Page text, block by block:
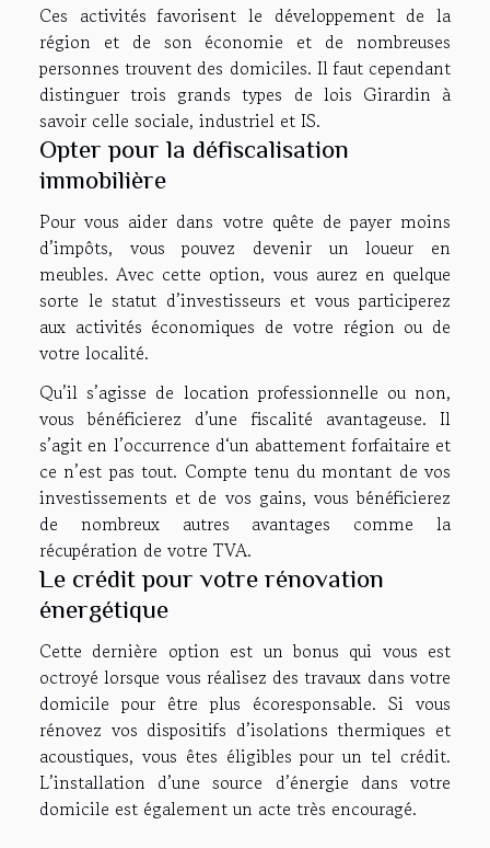
Ces activités favorisent le développement de la
région et de son économie et de nombreuses
personnes trouvent des domiciles. Il faut cependant
distinguer trois grands types de lois Girardin à
savoir celle sociale, industriel et IS.
Opter pour la défiscalisation
immobilière
Pour vous aider dans votre quête de payer moins
d’impôts, vous pouvez devenir un loueur en
meubles. Avec cette option, vous aurez en quelque
sorte le statut d’investisseurs et vous participerez
aux activités économiques de votre région ou de
votre localité.
Qu’il s’agisse de location professionnelle ou non,
vous bénéficierez d’une fiscalité avantageuse. Il
s’agit en l’occurrence d‘un abattement forfaitaire et
ce n’est pas tout. Compte tenu du montant de vos
investissements et de vos gains, vous bénéficierez
de nombreux autres avantages comme la
récupération de votre TVA.
Le crédit pour votre rénovation
énergétique
Cette dernière option est un bonus qui vous est
octroyé lorsque vous réalisez des travaux dans votre
domicile pour être plus écoresponsable. Si vous
rénovez vos dispositifs d’isolations thermiques et
acoustiques, vous êtes éligibles pour un tel crédit.
L’installation d’une source d’énergie dans votre
domicile est également un acte très encouragé.